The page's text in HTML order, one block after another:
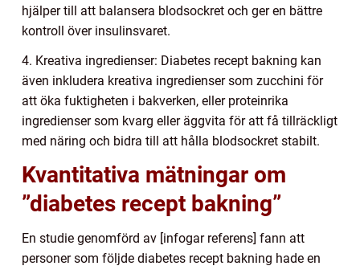
hjälper till att balansera blodsockret och ger en bättre
kontroll över insulinsvaret.
4. Kreativa ingredienser: Diabetes recept bakning kan
även inkludera kreativa ingredienser som zucchini för
att öka fuktigheten i bakverken, eller proteinrika
ingredienser som kvarg eller äggvita för att få tillräckligt
med näring och bidra till att hålla blodsockret stabilt.
Kvantitativa mätningar om
”diabetes recept bakning”
En studie genomförd av [infogar referens] fann att
personer som följde diabetes recept bakning hade en